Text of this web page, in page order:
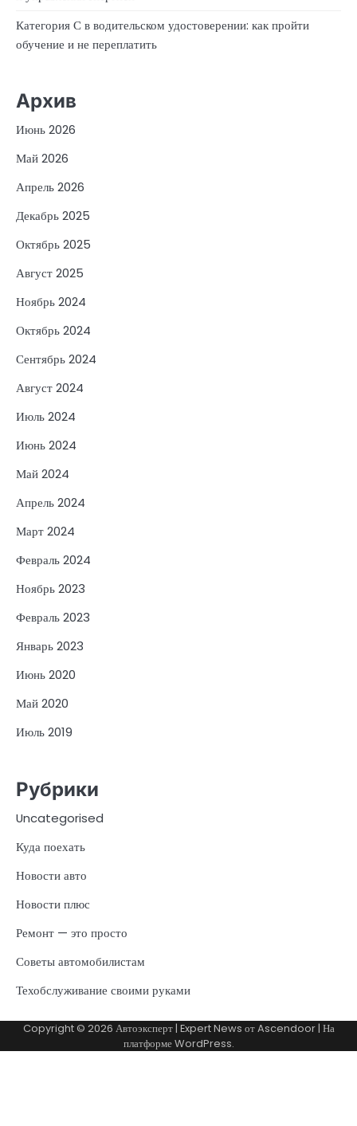
Категория С в водительском удостоверении: как пройти
обучение и не переплатить
Архив
Июнь 2026
Май 2026
Апрель 2026
Декабрь 2025
Октябрь 2025
Август 2025
Ноябрь 2024
Октябрь 2024
Сентябрь 2024
Август 2024
Июль 2024
Июнь 2024
Май 2024
Апрель 2024
Март 2024
Февраль 2024
Ноябрь 2023
Февраль 2023
Январь 2023
Июнь 2020
Май 2020
Июль 2019
Рубрики
Uncategorised
Куда поехать
Новости авто
Новости плюс
Ремонт — это просто
Советы автомобилистам
Техобслуживание своими руками
Copyright © 2026 Автоэксперт| Expert News отAscendoor| На
платформеWordPress.